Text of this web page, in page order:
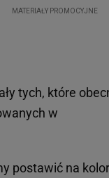
tych, które
w
postawić na